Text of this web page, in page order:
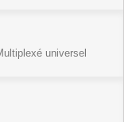
universel